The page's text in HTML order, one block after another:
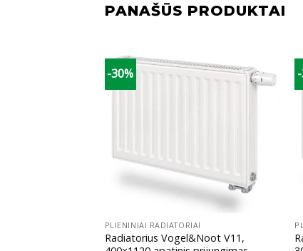
PANAŠŪS PRODUKTAI
-30%
PLIENINIAI RADIATORIAI
Radiatorius Vogel&Noot V11,